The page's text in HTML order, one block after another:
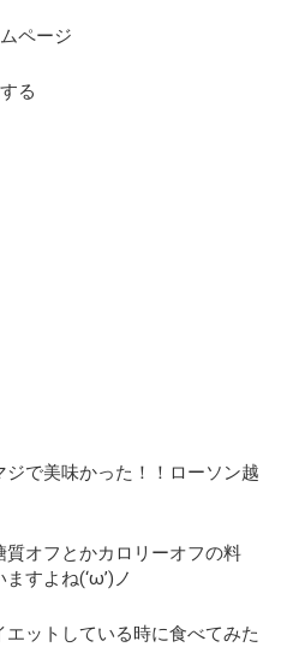
ページ
る
で美味かった！！ローソン越
オフとかカロリーオフの料
すよね(‘ω’)ノ
ットしている時に食べてみた